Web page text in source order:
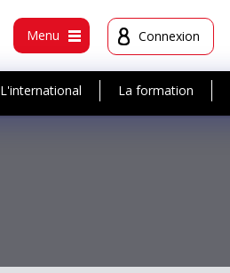
Menu Connexion
L'international La formation